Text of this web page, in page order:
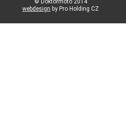
© Doktormoto 2014
webdesign by Pro Holding CZ